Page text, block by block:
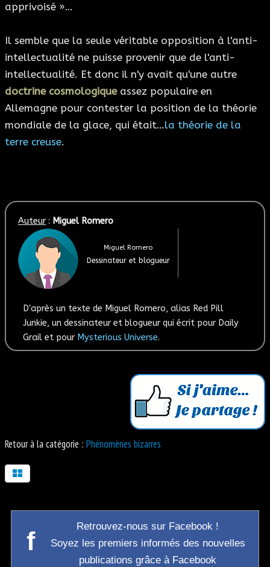
apprivoisé »…
Il semble que la seule véritable opposition à l'anti-
intellectualité ne puisse provenir que de l'anti-
intellectualité. Et donc il n'y avait qu'une autre
doctrine cosmologiqueassez populaire en
Allemagne pour contester la position de la théorie
mondiale de la glace, qui était…la théorie de la
terre creuse.
Auteur: Miguel Romero
Miguel Romero
Dessinateur et blogueur
D'après un texte de Miguel Romero, alias Red Pill
Junkie, un dessinateur et blogueur qui écrit pour Daily
Grail et pour Mysterious Universe.
Retour à la catégorie : Phénomènes bizarres
f
Retrouvez-nous sur Facebook !
Soyez les premiers informés des nouvelles
publications grâce à Facebook